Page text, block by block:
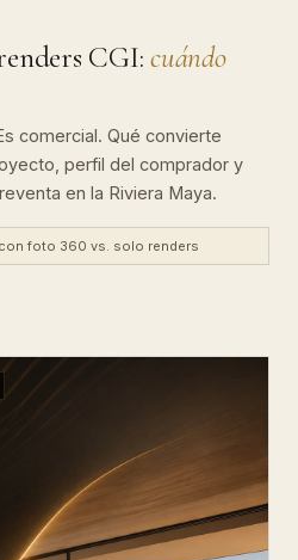
CGI: cuándo
comercial. Qué convierte
perfil del comprador y
en la Riviera Maya.
foto 360 vs. solo renders